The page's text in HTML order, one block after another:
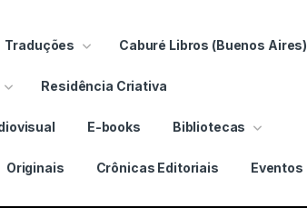
Traduções Caburé Libros (Buenos Aires)
Residência Criativa
E-books Bibliotecas
Originais Crônicas Editoriais Eventos